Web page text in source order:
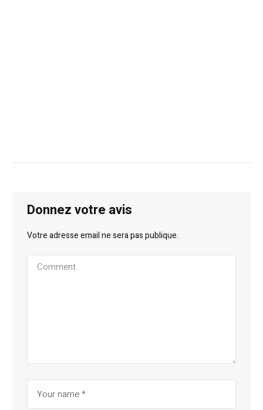
Donnez votre avis
Votre adresse email ne sera pas publique.